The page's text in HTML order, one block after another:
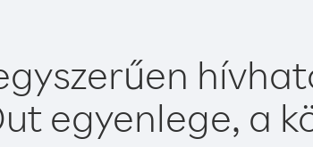
egyenlege, a